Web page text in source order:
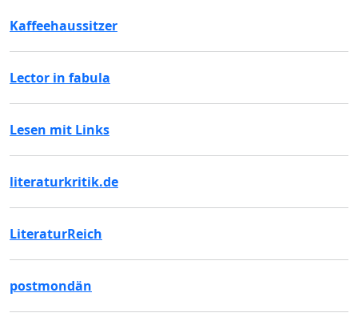
Kaffeehaussitzer
Lector in fabula
Lesen mit Links
literaturkritik.de
LiteraturReich
postmondän